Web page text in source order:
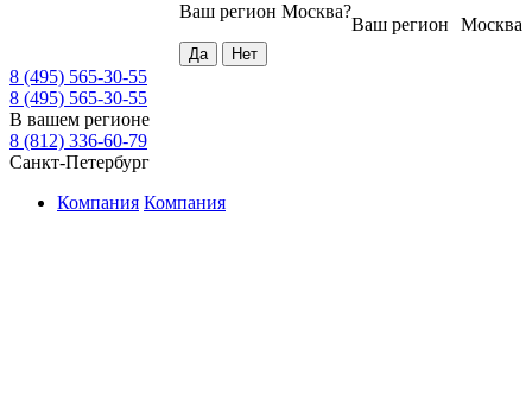
Москва
Ваш регион
Ваш регион Москва?
8 (495) 565-30-55
8 (495) 565-30-55
В вашем регионе
8 (812) 336-60-79
Санкт-Петербург
Компания Компания